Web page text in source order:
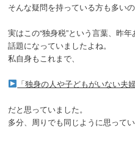
そんな疑問を持っている方も多い
実はこの“独身税”という言葉、昨
話題になっていましたよね。
私自身もこれまで、
「独身の人や子どもがいない夫
だと思っていました。
多分、周りでも同じように思って